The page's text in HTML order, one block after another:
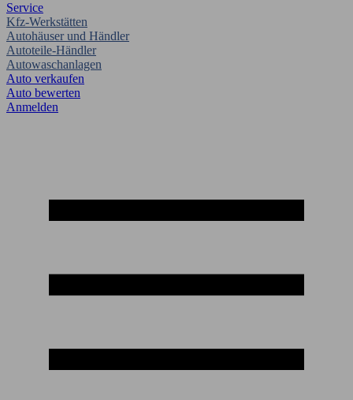
Service
Kfz-Werkstätten
Autohäuser und Händler
Autoteile-Händler
Autowaschanlagen
Auto verkaufen
Auto bewerten
Anmelden